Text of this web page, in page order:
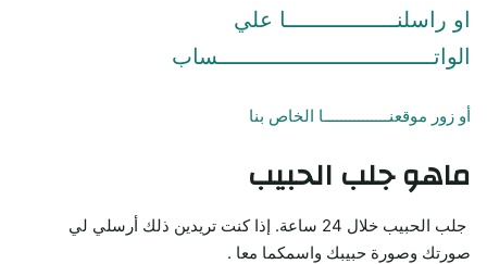
او راسلنـــــــــــــــــا علي
الواتـــــــــــــــــــــــــــــــــساب
أو زور موقعنـــــــــــــــا الخاص بنا
ماهو جلب الحبيب
جلب الحبيب خلال 24 ساعة. إذا كنت تريدين ذلك أرسلي لي
صورتك وصورة حبيبك واسمكما معا .